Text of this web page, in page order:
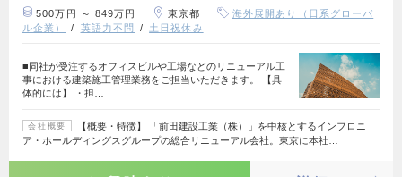
500万円 ～ 849万円 東京都
海外展開あり（日系グローバ
ル企業）
英語力不問 土日祝休み
■同社が受注するオフィスビルや工場などのリニューアル工
事における建築施工管理業務をご担当いただきます。 【具
体的には】 ・担…
会社概要
【概要・特徴】 「前田建設工業（株）」を中核とするインフロニ
ア・ホールディングスグループの総合リニューアル会社。東京に本社…